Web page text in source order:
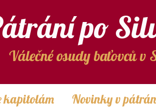
po
Válečné osudy baťovců v
kapitolám Novinky v